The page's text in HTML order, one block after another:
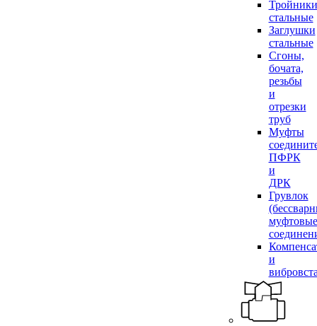
Тройники
стальные
Заглушки
стальные
Сгоны,
бочата,
резьбы
и
отрезки
труб
Муфты
ПФРК
и
ДРК
Грувлок
муфтовые
и